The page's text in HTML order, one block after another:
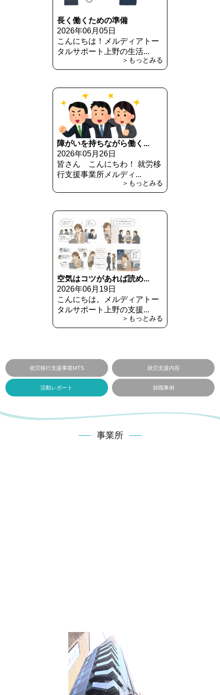
長く働くための準備
2026年06月05日
こんにちは！メルディアトー
タルサポート上野の生活...
＞もっとみる
障がいを持ちながら働く...
2026年05月26日
皆さん こんにちわ！ 就労移
行支援事業所メルディ...
＞もっとみる
空気はコツがあれば読め...
2026年06月19日
こんにちは。メルディアトー
タルサポート上野の支援...
＞もっとみる
就労移行支援事業MTS 就労支援内容
活動レポート 就職事例
事業所